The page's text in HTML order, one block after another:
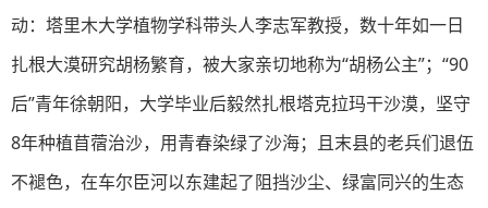
动：塔里木大学植物学科带头人李志军教授，数十年如一日
扎根大漠研究胡杨繁育，被大家亲切地称为“胡杨公主”；“90
后”青年徐朝阳，大学毕业后毅然扎根塔克拉玛干沙漠，坚守
8年种植苜蓿治沙，用青春染绿了沙海；且末县的老兵们退伍
不褪色，在车尔臣河以东建起了阻挡沙尘、绿富同兴的生态